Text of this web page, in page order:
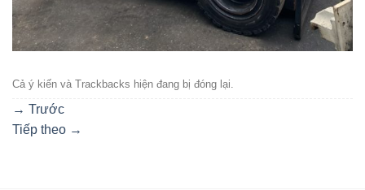
Cả ý kiến ​​và Trackbacks hiện đang bị đóng lại.
→ Trước
Tiếp theo →